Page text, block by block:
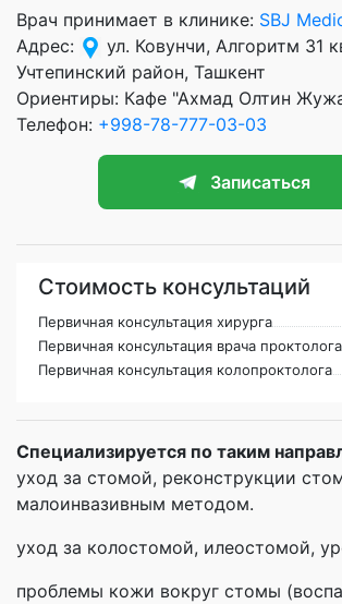
Врач принимает в клинике: SBJ
Адрес:
ул. Ковунчи, Алгоритм 31
Учтепинский район, Ташкент
Ориентиры: Кафе "Ахмад Олтин
Телефон: +998-78-777-03-03
Записаться
Стоимость консультаций
Первичная консультация хирурга
Первичная консультация врача проктолога
Первичная консультация колопроктолога
Специализируется по таким
уход за стомой, реконструкции
малоинвазивным методом.
уход за колостомой, илеостомой,
проблемы кожи вокруг стомы